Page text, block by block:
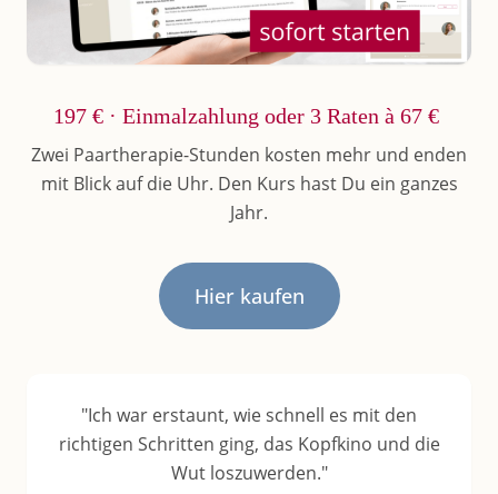
197 € · Einmalzahlung oder 3 Raten à 67 €
Zwei Paartherapie-Stunden kosten mehr und enden
mit Blick auf die Uhr. Den Kurs hast Du ein ganzes
Jahr.
Hier kaufen
"Ich war erstaunt, wie schnell es mit den
richtigen Schritten ging, das Kopfkino und die
Wut loszuwerden."